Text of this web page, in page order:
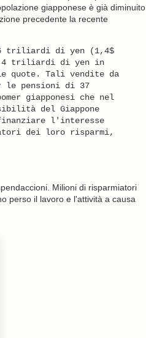
giapponese è già diminuito
precedente la recente
triliardi di yen (1,4$
4 triliardi di yen in
quote. Tali vendite da
le pensioni di 37
giapponesi che nel
del Giappone
l'interesse
dei loro risparmi,
Milioni di risparmiatori
perso il lavoro e l'attività a causa